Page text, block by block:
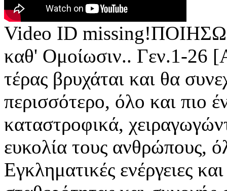
Video ID
καθ' Ομοίωσιν.. Γεν.1-26
τέρας βρυχάται και θα
περισσότερο, όλο και πιο
καταστροφικά,
ευκολία τους ανθρώπους,
Εγκληματικές ενέργειες